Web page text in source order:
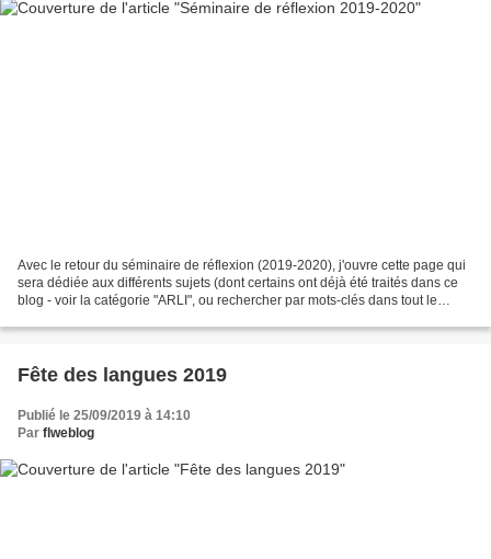
Avec le retour du séminaire de réflexion (2019-2020), j'ouvre cette page qui
sera dédiée aux différents sujets (dont certains ont déjà été traités dans ce
blog - voir la catégorie "ARLI", ou rechercher par mots-clés dans tout le
Fête des langues 2019
Publié le 25/09/2019 à 14:10
Par flweblog